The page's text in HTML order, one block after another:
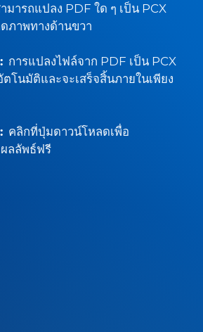
ารถแปลง PDF ใด ๆ เป็น PCX
ภาพทางด้านขวา
การแปลงไฟล์จาก PDF เป็น PCX
ตโนมัติและจะเสร็จสิ้นภายในเพียง
คลิกที่ปุ่มดาวน์โหลดเพื่อ
ลลัพธ์ฟรี